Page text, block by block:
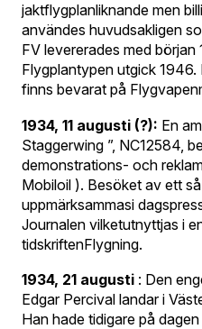
jaktflygplanliknande men
användes huvudsakligen
FV levererades med
Flygplantypen utgick 1946.
finns bevarat på
1934, 11 augusti (?): En
Staggerwing ”, NC12584,
demonstrations- och
Mobiloil ). Besöket av ett
uppmärksammasi
Journalen vilketutnyttjas i
tidskriftenFlygning.
1934, 21 augusti : Den
Edgar Percival landar i
Han hade tidigare på